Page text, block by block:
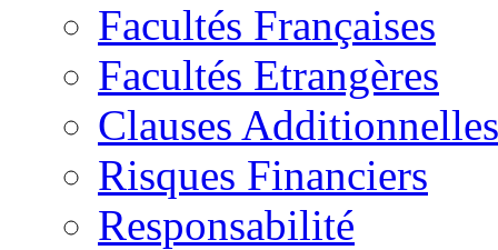
Facultés Françaises
Facultés Etrangères
Clauses Additionnelles
Risques Financiers
Responsabilité